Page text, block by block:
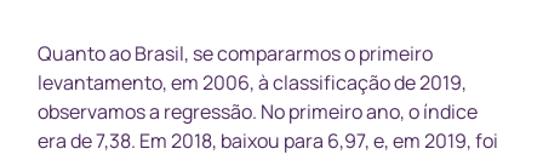
Quanto ao Brasil, se compararmos o primeiro
levantamento, em 2006, à classificação de 2019,
observamos a regressão. No primeiro ano, o índice
era de 7,38. Em 2018, baixou para 6,97, e, em 2019, foi